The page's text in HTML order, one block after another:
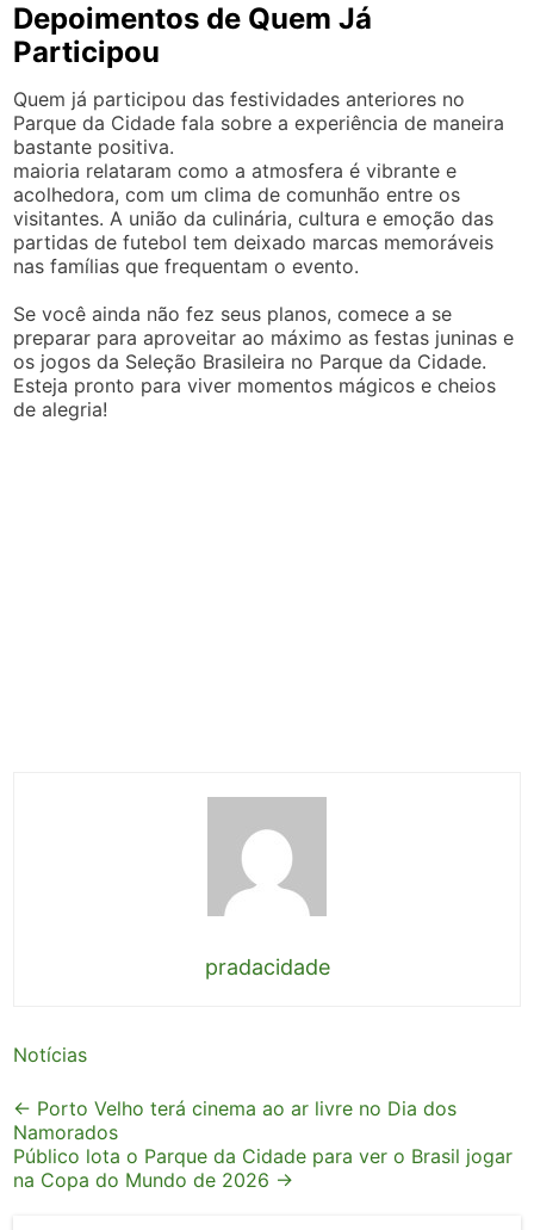
Depoimentos de Quem Já
Participou
Quem já participou das festividades anteriores no
Parque da Cidade fala sobre a experiência de maneira
bastante positiva.
maioria relataram como a atmosfera é vibrante e
acolhedora, com um clima de comunhão entre os
visitantes. A união da culinária, cultura e emoção das
partidas de futebol tem deixado marcas memoráveis
nas famílias que frequentam o evento.
Se você ainda não fez seus planos, comece a se
preparar para aproveitar ao máximo as festas juninas e
os jogos da Seleção Brasileira no Parque da Cidade.
Esteja pronto para viver momentos mágicos e cheios
de alegria!
pradacidade
Notícias
Post
navigation
← Porto Velho terá cinema ao ar livre no Dia dos
Namorados
Público lota o Parque da Cidade para ver o Brasil jogar
na Copa do Mundo de 2026 →